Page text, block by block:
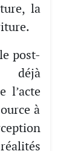
la
post-
déjà
l’acte
à